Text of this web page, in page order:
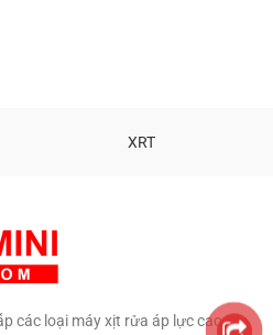
XRT
các loại máy xịt rửa áp lực cao,